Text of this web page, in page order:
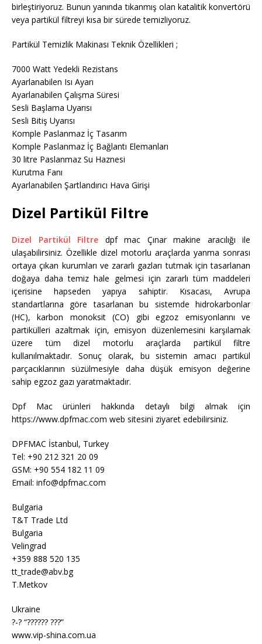
birleştiriyoruz. Bunun yanında tıkanmış olan katalitik konvertörü
veya partikül filtreyi kısa bir sürede temizliyoruz.
Partikül Temizlik Makinası Teknik Özellikleri ;
7000 Watt Yedekli Rezistans
Ayarlanabilen Isı Ayarı
Ayarlanabilen Çalışma Süresi
Sesli Başlama Uyarısı
Sesli Bitiş Uyarısı
Komple Paslanmaz İç Tasarım
Komple Paslanmaz İç Bağlantı Elemanları
30 litre Paslanmaz Su Haznesi
Kurutma Fanı
Ayarlanabilen Şartlandırıcı Hava Girişi
Dizel Partikül Filtre
Dizel Partikül Filtre dpf mac Çınar makine aracılığı ile
ulaşabilirsiniz. Özellikle dizel motorlu araçlarda yanma sonrası
ortaya çıkan kurumları ve zararlı gazları tutmak için tasarlanan
doğaya daha temiz hale gelmesi için zararlı tüm maddeleri
içerisine hapseden yapıya sahiptir. Kısacası, Avrupa
standartlarına göre tasarlanan bu sistemde hidrokarbonlar
(HC), karbon monoksit (CO) gibi egzoz emisyonlarını ve
partikülleri azaltmak için, emisyon düzenlemesini karşılamak
üzere tüm dizel motorlu araçlarda partikül filtre
kullanılmaktadır. Sonuç olarak, bu sistemin amacı partikül
parçacıklarının süzülmesiyle daha düşük emisyon değerine
sahip egzoz gazı yaratmaktadır.
Dpf Mac ürünleri hakkında detaylı bilgi almak için
https://www.dpfmac.com web sitesini ziyaret edebilirsiniz.
DPFMAC İstanbul, Turkey
Tel: +90 212 321 20 09
GSM: +90 554 182 11 09
Email: info@dpfmac.com
Bulgaria
T&T Trade Ltd
Bulgaria
Velingrad
+359 888 520 135
tt_trade@abv.bg
T.Metkov
Ukraine
?-? “?????? ???”
www.vip-shina.com.ua